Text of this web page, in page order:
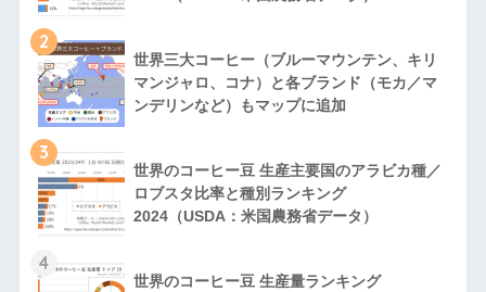
2
世界三大コーヒー（ブルーマウンテン、キリ
マンジャロ、コナ）と各ブランド（モカ／マ
ンデリンなど）もマップに追加
3
世界のコーヒー豆 生産主要国のアラビカ種／
ロブスタ比率と種別ランキング
2024（USDA：米国農務省データ）
4
世界のコーヒー豆 生産量ランキング